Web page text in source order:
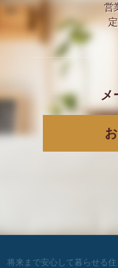
営
メ
将来まで安心して暮らせる住